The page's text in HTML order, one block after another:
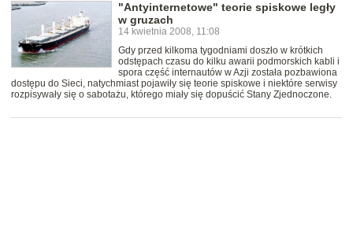
"Antyinternetowe" teorie spiskowe legły
w gruzach
14 kwietnia 2008, 11:08
Gdy przed kilkoma tygodniami doszło w krótkich
odstępach czasu do kilku awarii podmorskich kabli i
spora część internautów w Azji została pozbawiona
dostępu do Sieci, natychmiast pojawiły się teorie spiskowe i niektóre serwisy
rozpisywały się o sabotażu, którego miały się dopuścić Stany Zjednoczone.